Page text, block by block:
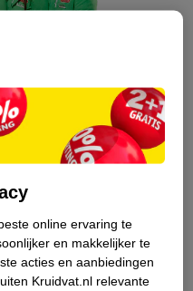
aan
online ervaring te
en makkelijker te
acties en aanbiedingen
Kruidvat.nl relevante